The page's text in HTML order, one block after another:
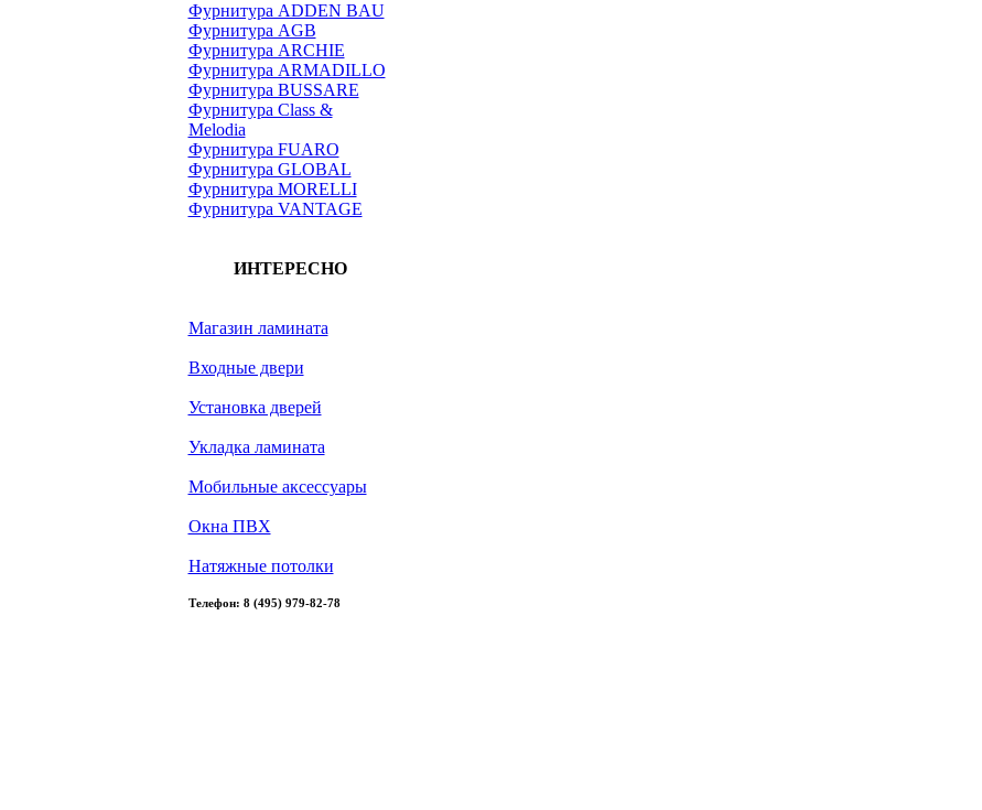
Фурнитура ADDEN BAU
Фурнитура AGB
Фурнитура ARCHIE
Фурнитура ARMADILLO
Фурнитура BUSSARE
Фурнитура Class &
Melodia
Фурнитура FUARO
Фурнитура GLOBAL
Фурнитура MORELLI
Фурнитура VANTAGE
ИНТЕРЕСНО
Магазин ламината
Входные двери
Установка дверей
Укладка ламината
Мобильные аксессуары
Окна ПВХ
Натяжные потолки
Телефон: 8 (495) 979-82-78